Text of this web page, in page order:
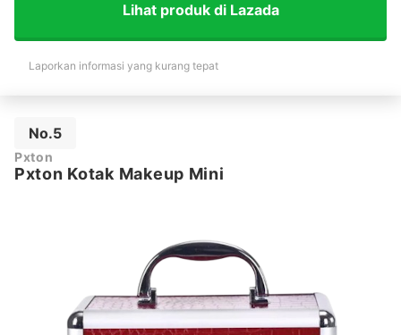
Lihat produk di Lazada
Laporkan informasi yang kurang tepat
No.5
Pxton
Pxton Kotak Makeup Mini